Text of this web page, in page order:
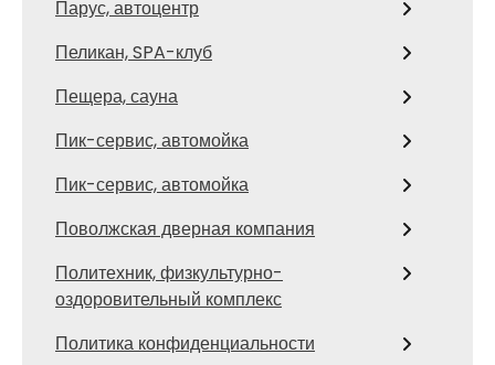
Парус, автоцентр
Пеликан, SPA-клуб
Пещера, сауна
Пик-сервис, автомойка
Пик-сервис, автомойка
Поволжская дверная компания
Политехник, физкультурно-
оздоровительный комплекс
Политика конфиденциальности